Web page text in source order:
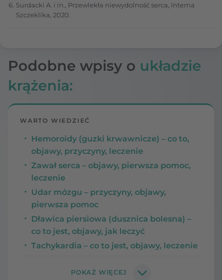
Surdacki A. i in., Przewlekła niewydolność serca, Interna
Szczeklika, 2020.
Podobne wpisy o układzie
krążenia:
WARTO WIEDZIEĆ
Hemoroidy (guzki krwawnicze) – co to,
objawy, przyczyny, leczenie
Zawał serca – objawy, pierwsza pomoc,
leczenie
Udar mózgu – przyczyny, objawy,
pierwsza pomoc
Dławica piersiowa (dusznica bolesna) –
co to jest, objawy, jak leczyć
Tachykardia – co to jest, objawy, leczenie